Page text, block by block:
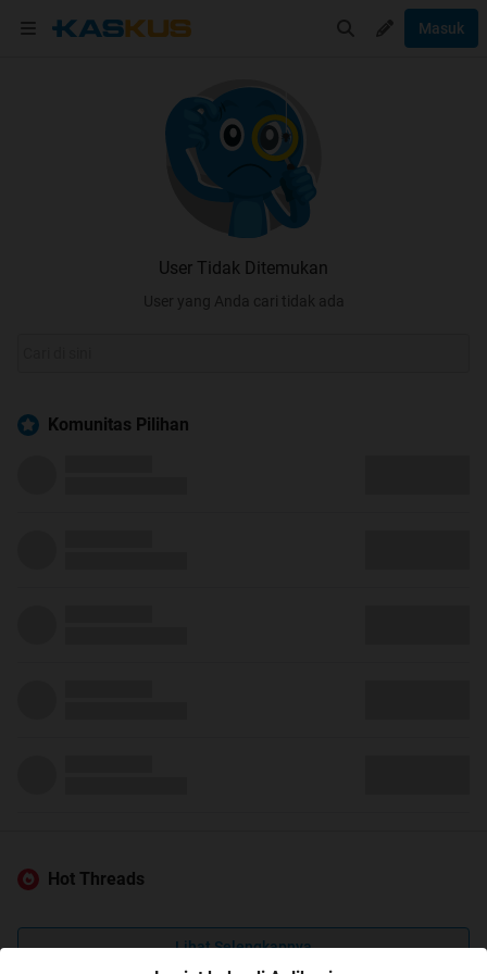
Masuk
User Tidak Ditemukan
User yang Anda cari tidak ada
Komunitas Pilihan
Hot Threads
Lihat Selengkapnya